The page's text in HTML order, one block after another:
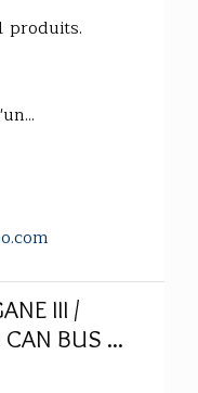
produits.
III /
BUS ...